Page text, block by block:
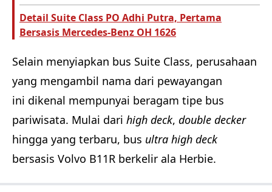
Detail Suite Class PO Adhi Putra, Pertama
Bersasis Mercedes-Benz OH 1626
Selain menyiapkan bus Suite Class, perusahaan
yang mengambil nama dari pewayangan
ini dikenal mempunyai beragam tipe bus
pariwisata. Mulai dari high deck, double decker
hingga yang terbaru, bus ultra high deck
bersasis Volvo B11R berkelir ala Herbie.